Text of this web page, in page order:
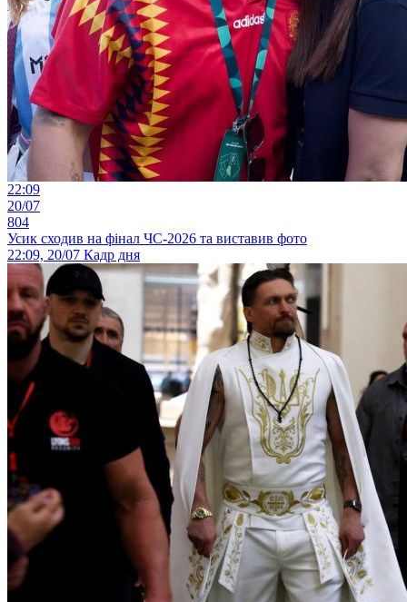
22:09
20/07
804
Усик сходив на фінал ЧС-2026 та виставив фото
22:09, 20/07 Кадр дня